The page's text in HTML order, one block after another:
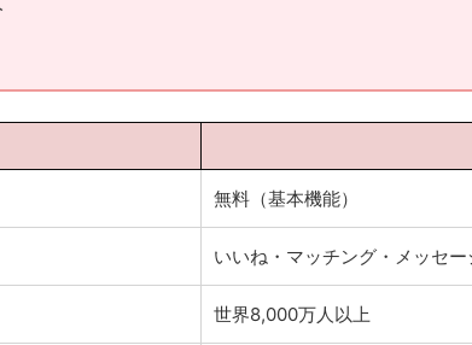
無料（基本機能）
いいね・マッチング・メッセー
世界8,000万人以上